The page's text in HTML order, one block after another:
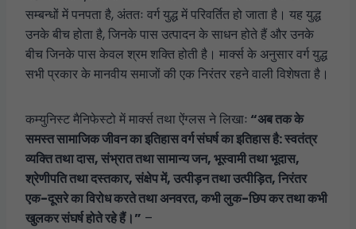
सम्बन्धों में पनपता है, अंततः वर्ग युद्ध में परिवर्तित हो जाता है। यह युद्ध
उनके बीच होता है, जिनके पास उत्पादन के साधन होते हैं और उनके
बीच जिनके पास केवल श्रम शक्ति होती है। मार्क्स के अनुसार वर्ग युद्ध
सभी प्रकार के मानवीय समाजों की एक निरंतर रहने वाली विशेषता है।
कम्युनिस्ट मैनिफेस्टो में मार्क्स तथा ऐंग्लस ने लिखाः “अब तक के
समस्त सामाजिक जीवन का इतिहास वर्ग संघर्ष का इतिहास है: स्वतंत्र
व्यक्ति तथा दास, संभ्रात तथा सामान्य जन, भूस्वामी तथा भूदास,
श्रेणीपति तथा दस्तकार, संक्षेप में, उत्पीड़न तथा उत्पीड़ित, निरंतर
एक-दूसरे का विरोध करते तथा अनवरत, कभी लुक-छिप कर तथा कभी
खुलकर संघर्ष होते रहे हैं।” –